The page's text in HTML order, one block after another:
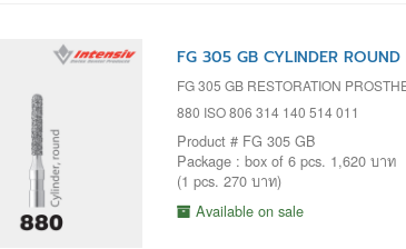
FG 305 GB CYLINDER
FG 305 GB RESTORATION
880 ISO 806 314 140 514 011
Product # FG 305 GB
Package : box of 6 pcs. 1,620 บาท
(1 pcs. 270 บาท)
Available on sale